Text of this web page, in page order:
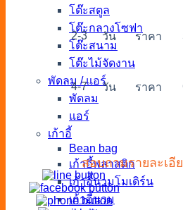
โต๊ะสตูล
โต๊ะกลางโซฟา
โต๊ะสนาม
โต๊ะไม้จัดงาน
พัดลม / แอร์
พัดลม
แอร์
เก้าอี้
Bean bag
เก้าอี้พลาสติก
เก้าอี้นวมโมเดิร์น
เก้าอี้นวม
2-3 วัน ราคา
4-7 วัน ราคา
สอบถามรายละเอี